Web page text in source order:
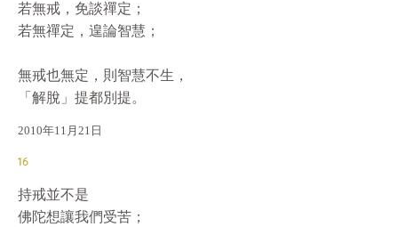
若無戒，免談禪定；
若無禪定，遑論智慧；
無戒也無定，則智慧不生，
「解脫」提都別提。
2010年11月21日
16
持戒並不是
佛陀想讓我們受苦；